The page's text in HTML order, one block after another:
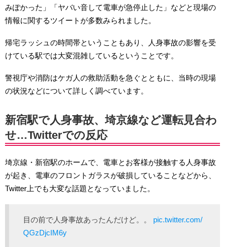
みぽかった」「ヤバい音して電車が急停止した」などと現場の
情報に関するツイートが多数みられました。
帰宅ラッシュの時間帯ということもあり、人身事故の影響を受
けている駅では大変混雑しているということです。
警視庁や消防はケガ人の救助活動を急ぐとともに、当時の現場
の状況などについて詳しく調べています。
新宿駅で人身事故、埼京線など運転見合わ
せ…Twitterでの反応
埼京線・新宿駅のホームで、電車とお客様が接触する人身事故
が起き、電車のフロントガラスが破損していることなどから、
Twitter上でも大変な話題となっていました。
目の前で人身事故あったんだけど。。 pic.twitter.com/
QGzDjcIM6y